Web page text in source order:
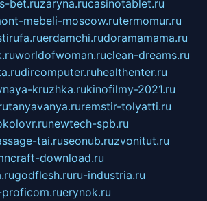
bet.ruzaryna.rucasinotablet.ru
mebeli-moscow.rutermomur.ru
erdamchi.rudoramamama.ru
worldofwoman.ruclean-dreams.ru
dircomputer.ruhealthenter.ru
kruzhka.rukinofilmy-2021.ru
tanyavanya.ruremstir-tolyatti.ru
newtech-spb.ru
tai.ruseonub.ruzvonitut.ru
download.ru
godflesh.ruru-industria.ru
erynok.ru